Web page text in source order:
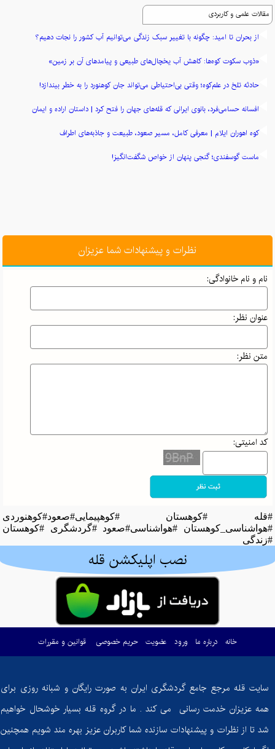
مقالات علمی و کاربردی
از بحران تا امید: چگونه با تغییر سبک زندگی می‌توانیم آب کشور را نجات دهیم؟
«ذوب سکوت کوه‌ها: کاهش آب یخچال‌های طبیعی و پیامدهای آن بر زمین»
حادثه تلخ در علم‌کوه؛ وقتی بی‌احتیاطی می‌تواند جان کوهنورد را به خطر بیندازد!
افسانه حسامی‌فرد، بانوی ایرانی که قله‌های جهان را فتح کرد | داستان اراده و ایمان
کوه اهوران ایلام | معرفی کامل، مسیر صعود، طبیعت و جاذبه‌های اطراف
ماست گوسفندی؛ گنجی پنهان از خواص شگفت‌انگیز!
نظرات و پیشنهادات شما عزیزان
نام و نام خانوادگی:
عنوان نظر:
متن نظر:
کد امنیتی:
#قله #کوهستان #کوهپیمایی#صعود#کوهنوردی
#هواشناسی_کوهستان #هواشناسی#صعود #گردشگری #کوهستان
#زندگی
نصب اپلیکشن قله
خانه درباره ما ورود عضویت حریم خصوصی قوانین و مقررات
سایت قله مرجع جامع گردشگری ایران به صورت رایگان و شبانه روزی برای
همه عزیزان خدمت رسانی می کند . ما در گروه قله بسیار خوشحال خواهیم
شد تا از نظرات و پیشنهادات سازنده شما کاربران عزیز بهره مند شویم همچنین